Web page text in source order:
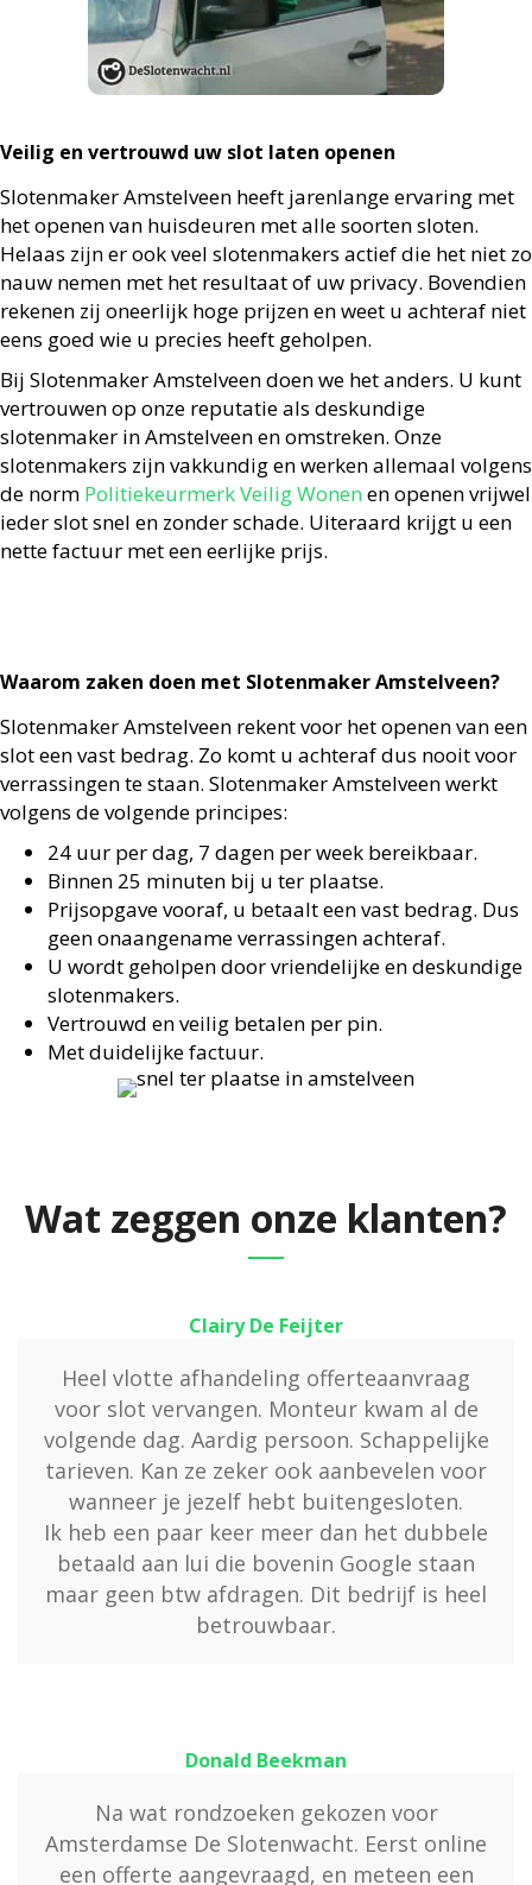
Veilig en vertrouwd uw slot laten openen
Slotenmaker Amstelveen heeft jarenlange ervaring met
het openen van huisdeuren met alle soorten sloten.
Helaas zijn er ook veel slotenmakers actief die het niet zo
nauw nemen met het resultaat of uw privacy. Bovendien
rekenen zij oneerlijk hoge prijzen en weet u achteraf niet
eens goed wie u precies heeft geholpen.
Bij Slotenmaker Amstelveen doen we het anders. U kunt
vertrouwen op onze reputatie als deskundige
slotenmaker in Amstelveen en omstreken. Onze
slotenmakers zijn vakkundig en werken allemaal volgens
de norm Politiekeurmerk Veilig Wonenen openen vrijwel
ieder slot snel en zonder schade. Uiteraard krijgt u een
nette factuur met een eerlijke prijs.
Waarom zaken doen met Slotenmaker Amstelveen?
Slotenmaker Amstelveen rekent voor het openen van een
slot een vast bedrag. Zo komt u achteraf dus nooit voor
verrassingen te staan. Slotenmaker Amstelveen werkt
volgens de volgende principes:
24 uur per dag, 7 dagen per week bereikbaar.
Binnen 25 minuten bij u ter plaatse.
Prijsopgave vooraf, u betaalt een vast bedrag. Dus
geen onaangename verrassingen achteraf.
U wordt geholpen door vriendelijke en deskundige
slotenmakers.
Vertrouwd en veilig betalen per pin.
Met duidelijke factuur.
Wat zeggen onze klanten?
Clairy De Feijter
Heel vlotte afhandeling offerteaanvraag
voor slot vervangen. Monteur kwam al de
volgende dag. Aardig persoon. Schappelijke
tarieven. Kan ze zeker ook aanbevelen voor
wanneer je jezelf hebt buitengesloten.
Ik heb een paar keer meer dan het dubbele
betaald aan lui die bovenin Google staan
maar geen btw afdragen. Dit bedrijf is heel
betrouwbaar.
Donald Beekman
Na wat rondzoeken gekozen voor
Amsterdamse De Slotenwacht. Eerst online
een offerte aangevraagd, en meteen een